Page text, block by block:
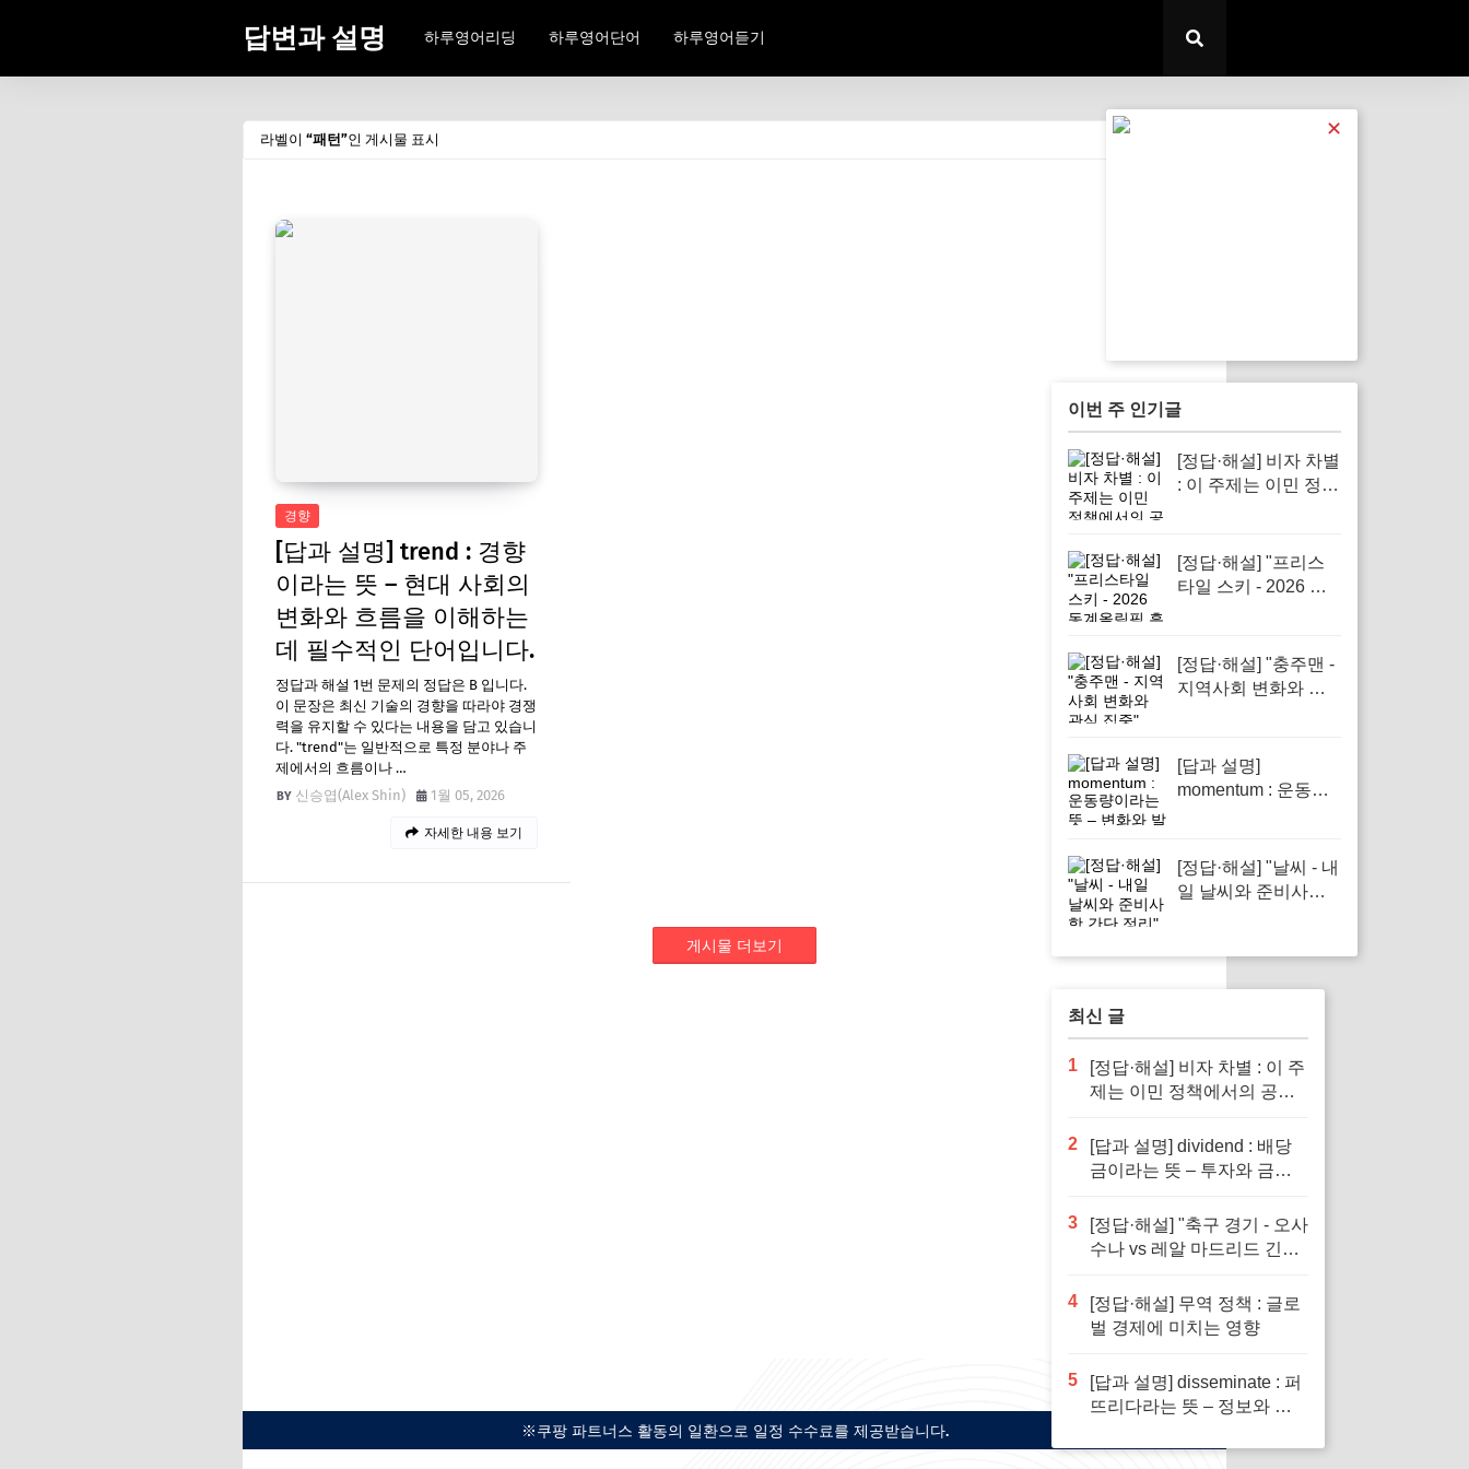
답변과 설명 하루영어리딩 하루영어단어 하루영어듣기
라벨이 패턴 인 게시물 표시
경향
[답과 설명] trend : 경향
이라는 뜻 – 현대 사회의
변화와 흐름을 이해하는
데 필수적인 단어입니다.
정답과 해설 1번 문제의 정답은 B 입니다.
이 문장은 최신 기술의 경향을 따라야 경쟁
력을 유지할 수 있다는 내용을 담고 있습니
다. "trend"는 일반적으로 특정 분야나 주
제에서의 흐름이나 …
신승엽(Alex Shin)
1월 05, 2026
자세한 내용 보기
게시물 더보기
※쿠팡 파트너스 활동의 일환으로 일정 수수료를 제공받습니다.
✕
이번 주 인기글
[정답·해설] 비자 차별
: 이 주제는 이민 정책
[정답·해설] "프리스
타일 스키 - 2026 동
[정답·해설] "충주맨 -
지역사회 변화와 관
[답과 설명]
momentum : 운동량
상징으로 중요한 개
념이다
[정답·해설] "날씨 - 내
일 날씨와 준비사항
최신 글
1
[정답·해설] 비자 차별 : 이 주
제는 이민 정책에서의 공정
2
[답과 설명] dividend : 배당
금이라는 뜻 – 투자와 금융
알아야 할 단어입니다
3
[정답·해설] "축구 경기 - 오사
수나 vs 레알 마드리드 긴장
4
[정답·해설] 무역 정책 : 글로
벌 경제에 미치는 영향
5
[답과 설명] disseminate : 퍼
뜨리다라는 뜻 – 정보와 지
할을 하는 단어